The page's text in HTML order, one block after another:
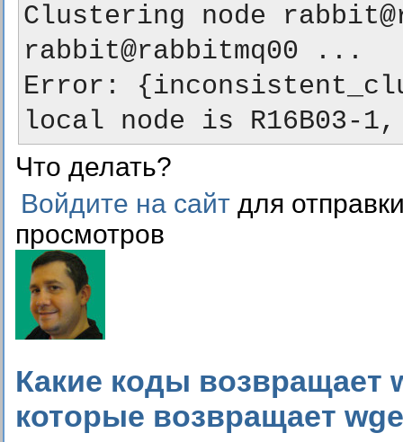
Clustering node
rabbit@rabbitmq00 ...
Error:
local node is R16B03-
Что делать?
Войдите на сайт для
просмотров
Какие коды возвращает
которые возвращает